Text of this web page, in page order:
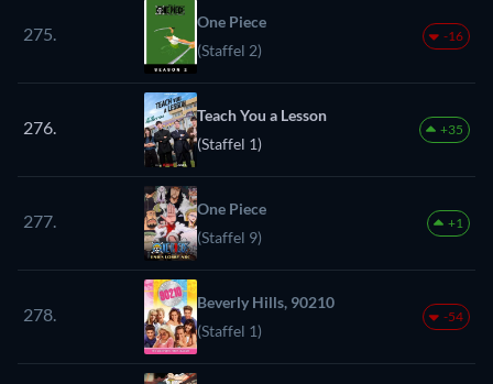
275.
One Piece
(Staffel 2)
-16
276.
Teach You a Lesson
(Staffel 1)
+35
277.
One Piece
(Staffel 9)
+1
278.
Beverly Hills, 90210
(Staffel 1)
-54